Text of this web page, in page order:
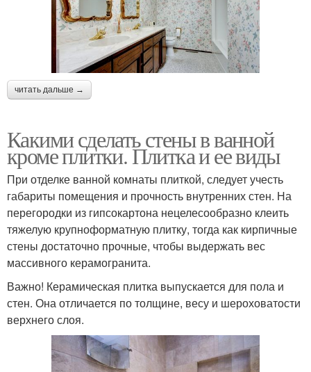
читать дальше →
Какими сделать стены в ванной
кроме плитки. Плитка и ее виды
При отделке ванной комнаты плиткой, следует учесть
габариты помещения и прочность внутренних стен. На
перегородки из гипсокартона нецелесообразно клеить
тяжелую крупноформатную плитку, тогда как кирпичные
стены достаточно прочные, чтобы выдержать вес
массивного керамогранита.
Важно! Керамическая плитка выпускается для пола и
стен. Она отличается по толщине, весу и шероховатости
верхнего слоя.